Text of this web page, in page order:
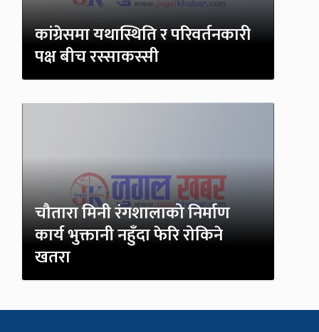
कांग्रेसमा यथास्थिति र परिवर्तनकारी
पक्ष बीच रस्साकस्सी
चौतारा मिनी रंगशालाको निर्माण
कार्य भुक्तानी नहुँदा फेरि रोकिने
खतरा